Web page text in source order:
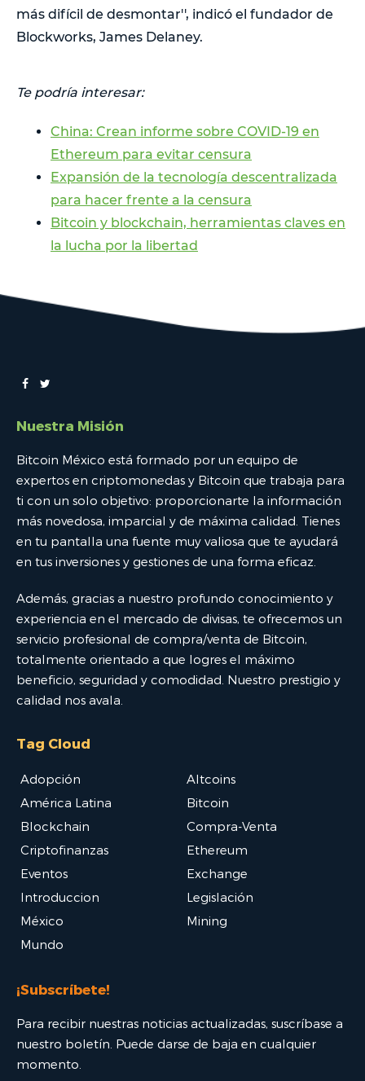
más difícil de desmontar'', indicó el fundador de
Blockworks, James Delaney.
Te podría interesar:
China: Crean informe sobre COVID-19 en
Ethereum para evitar censura
Expansión de la tecnología descentralizada
para hacer frente a la censura
Bitcoin y blockchain, herramientas claves en
la lucha por la libertad
Nuestra Misión
Bitcoin México está formado por un equipo de
expertos en criptomonedas y Bitcoin que trabaja para
ti con un solo objetivo: proporcionarte la información
más novedosa, imparcial y de máxima calidad. Tienes
en tu pantalla una fuente muy valiosa que te ayudará
en tus inversiones y gestiones de una forma eficaz.
Además, gracias a nuestro profundo conocimiento y
experiencia en el mercado de divisas, te ofrecemos un
servicio profesional de compra/venta de Bitcoin,
totalmente orientado a que logres el máximo
beneficio, seguridad y comodidad. Nuestro prestigio y
calidad nos avala.
Tag Cloud
Adopción
Altcoins
América Latina
Bitcoin
Blockchain
Compra-Venta
Criptofinanzas
Ethereum
Eventos
Exchange
Introduccion
Legislación
México
Mining
Mundo
¡Subscríbete!
Para recibir nuestras noticias actualizadas, suscríbase a
nuestro boletín. Puede darse de baja en cualquier
momento.